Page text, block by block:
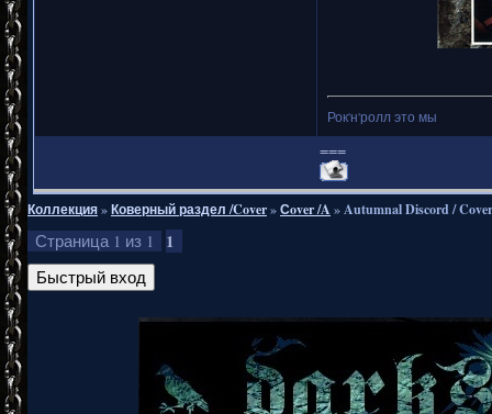
Рок'н'ролл это мы
===
Коллекция»Коверный раздел /Cover»Сover /A »Autumnal Discord /
Страница 1 из 1 1